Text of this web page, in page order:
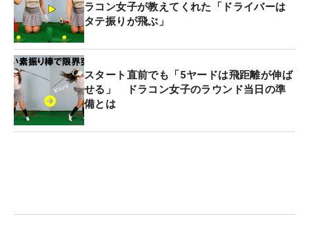
ラコン女子が教えてくれた「ドライバーは
タテ振りが飛ぶ」
スタート直前でも「5ヤードは飛距離が伸ば
せる」 ドラコン女子のラウンド当日の準
備とは